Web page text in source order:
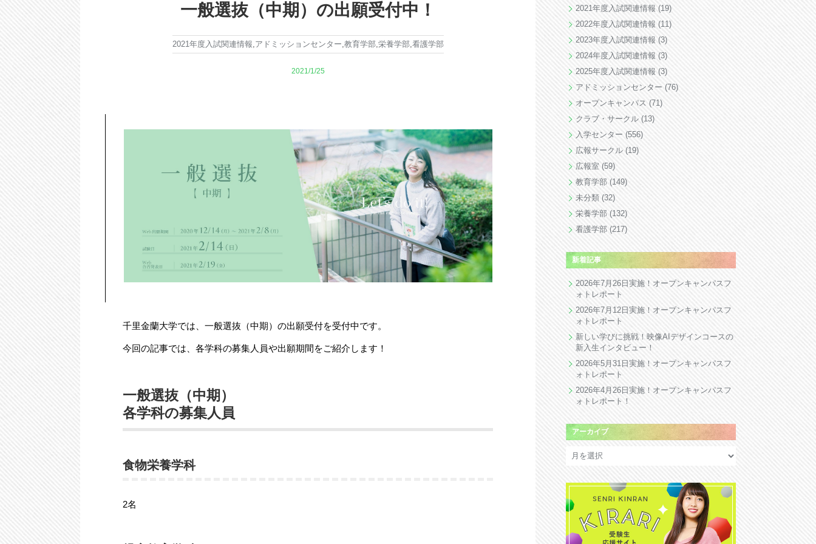
一般選抜（中期）の出願受付中！
2021/1/25
2021年度入試関連情報,アドミッションセンター,教育学部,栄養学部,看護学部
千里金蘭大学では、一般選抜（中期）の出願受付を受付中です。
今回の記事では、各学科の募集人員や出願期間をご紹介します！
一般選抜（中期）
各学科の募集人員
食物栄養学科
2名
2021年度入試関連情報 (19)
2022年度入試関連情報 (11)
2023年度入試関連情報 (3)
2024年度入試関連情報 (3)
2025年度入試関連情報 (3)
アドミッションセンター (76)
オープンキャンパス (71)
クラブ・サークル (13)
入学センター (556)
広報サークル (19)
広報室 (59)
教育学部 (149)
未分類 (32)
栄養学部 (132)
看護学部 (217)
新着記事
2026年7月26日実施！オープンキャンパスフ
ォトレポート
2026年7月12日実施！オープンキャンパスフ
ォトレポート
新しい学びに挑戦！映像AIデザインコースの
新入生インタビュー！
2026年5月31日実施！オープンキャンパスフ
ォトレポート
2026年4月26日実施！オープンキャンパスフ
ォトレポート！
アーカイブ